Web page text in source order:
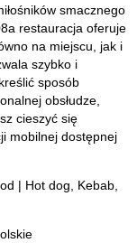
smacznego
restauracja oferuje
na miejscu, jak i
szybko i
sposób
obsłudze,
cieszyć się
mobilnej dostępnej
| Hot dog, Kebab,